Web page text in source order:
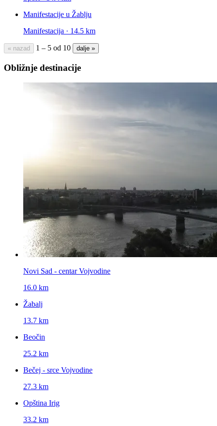
Manifestacije u Žablju
Manifestacija · 14.5 km
« nazad 1 – 5 od 10 dalje »
Obližnje destinacije
Novi Sad - centar Vojvodine
16.0 km
Žabalj
13.7 km
Beočin
25.2 km
Bečej - srce Vojvodine
27.3 km
Opština Irig
33.2 km